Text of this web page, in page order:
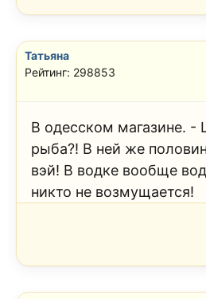
Татьяна
Рейтинг: 298853
В одесском магазине. -
рыба?! В ней же
вэй! В водке вообще
никто не возмущается!